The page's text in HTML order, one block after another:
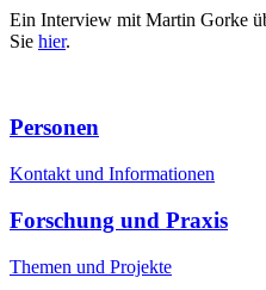
Ein Interview mit Martin Gorke
Sie hier.
Personen
Kontakt und Informationen
Forschung und Praxis
Themen und Projekte